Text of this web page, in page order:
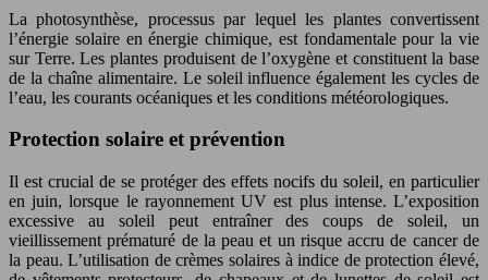
La photosynthèse, processus par lequel les plantes convertissent
l’énergie solaire en énergie chimique, est fondamentale pour la vie
sur Terre. Les plantes produisent de l’oxygène et constituent la base
de la chaîne alimentaire. Le soleil influence également les cycles de
l’eau, les courants océaniques et les conditions météorologiques.
Protection solaire et prévention
Il est crucial de se protéger des effets nocifs du soleil, en particulier
en juin, lorsque le rayonnement UV est plus intense. L’exposition
excessive au soleil peut entraîner des coups de soleil, un
vieillissement prématuré de la peau et un risque accru de cancer de
la peau. L’utilisation de crèmes solaires à indice de protection élevé,